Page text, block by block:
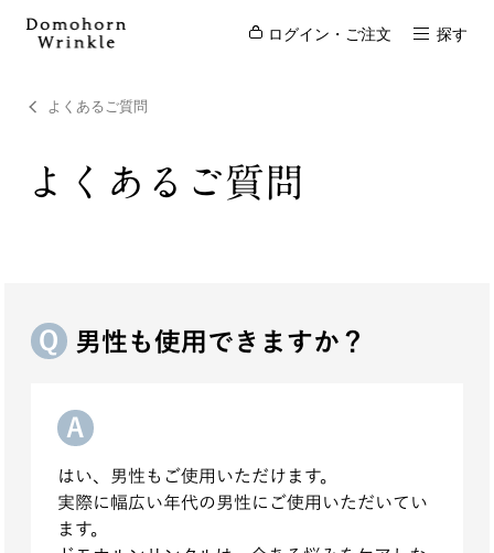
ログイン・ご注文 探す
よくあるご質問
よくあるご質問
男性も使用できますか？
はい、男性もご使用いただけます。
実際に幅広い年代の男性にご使用いただいてい
ます。